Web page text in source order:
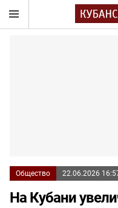
Общество 22.06.2026
На Кубани